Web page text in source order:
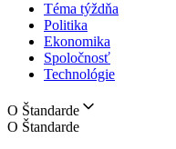
Téma týždňa
Politika
Ekonomika
Spoločnosť
Technológie
O Štandarde
O Štandarde